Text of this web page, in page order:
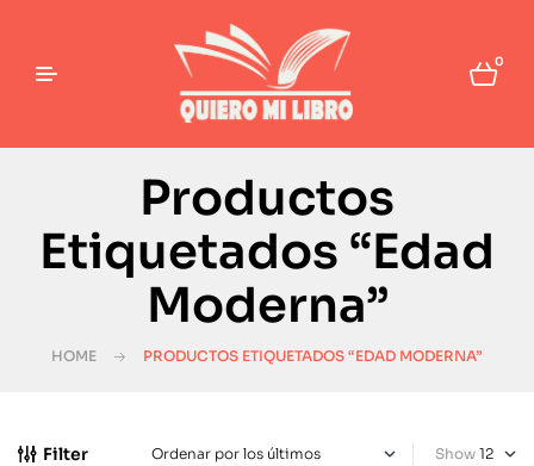
0
Productos
Etiquetados “Edad
Moderna”
HOME PRODUCTOS ETIQUETADOS “EDAD MODERNA”
Filter Show